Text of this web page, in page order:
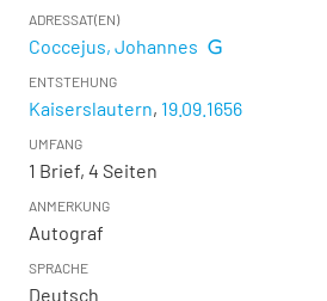
ADRESSAT(EN)
Coccejus, Johannes
ENTSTEHUNG
Kaiserslautern, 19.09.1656
UMFANG
1 Brief, 4 Seiten
ANMERKUNG
Autograf
SPRACHE
Deutsch